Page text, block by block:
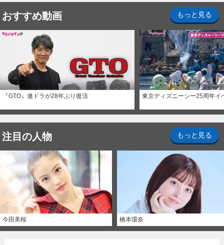
おすすめ動画 もっと見る
『GTO』連ドラが28年ぶり復活 東京ディズニーシー25周年イ
注目の人物 もっと見る
今田美桜 橋本環奈